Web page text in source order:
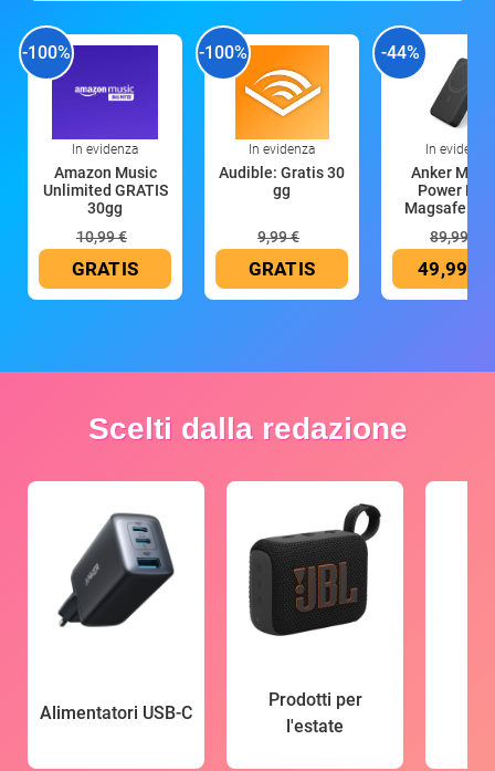
-100%
In evidenza
Amazon Music
Unlimited GRATIS
30gg
10,99 €
GRATIS
-100%
In evidenza
Audible: Gratis 30
gg
9,99 €
GRATIS
-44%
In evidenza
Anker
Power
Magsafe
89,99 €
49,99 €
Scelti dalla redazione
Alimentatori USB-C
Prodotti per
l'estate